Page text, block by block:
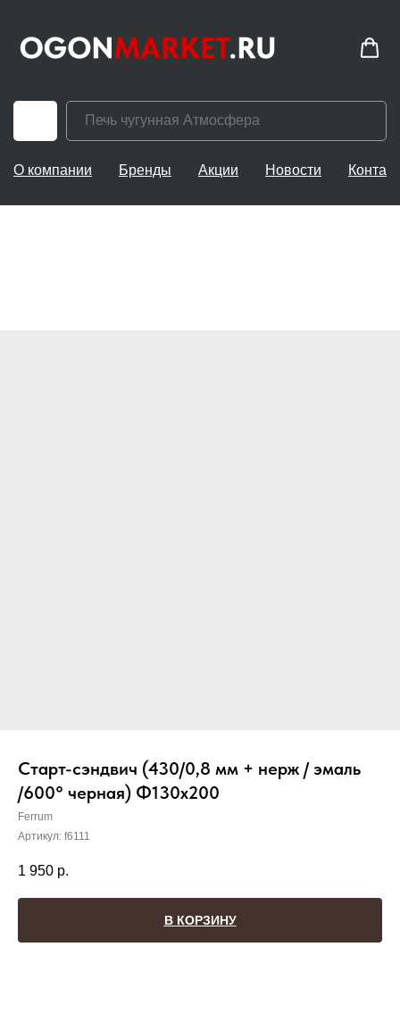
О компании Бренды Акции Новости
Старт-сэндвич (430/0,8 мм + нерж / эмаль
/600° черная) Ф130х200
Ferrum
Артикул: f6111
1 950 р.
В КОРЗИНУ